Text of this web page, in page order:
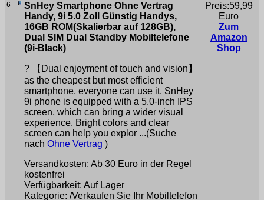
6
SnHey Smartphone Ohne Vertrag
Handy, 9i 5.0 Zoll Günstig Handys,
16GB ROM(Skalierbar auf 128GB),
Dual SIM Dual Standby Mobiltelefone
(9i-Black)
? 【Dual enjoyment of touch and vision】
as the cheapest but most efficient
smartphone, everyone can use it. SnHey
9i phone is equipped with a 5.0-inch IPS
screen, which can bring a wider visual
experience. Bright colors and clear
screen can help you explor ...(Suche
nach Ohne Vertrag )
Versandkosten: Ab 30 Euro in der Regel
kostenfrei
Verfügbarkeit: Auf Lager
Kategorie: /Verkaufen Sie Ihr Mobiltelefon
Preis:59,99
Euro
Zum
Amazon
Shop